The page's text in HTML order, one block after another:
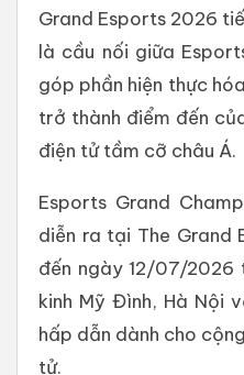
Grand Esports 2026
là cầu nối giữa
góp phần hiện thực
trở thành điểm đến
điện tử tầm cỡ châu Á.
Esports Grand
diễn ra tại The Grand
đến ngày 12/07/2026
kinh Mỹ Đình, Hà Nội
hấp dẫn dành cho
tử.